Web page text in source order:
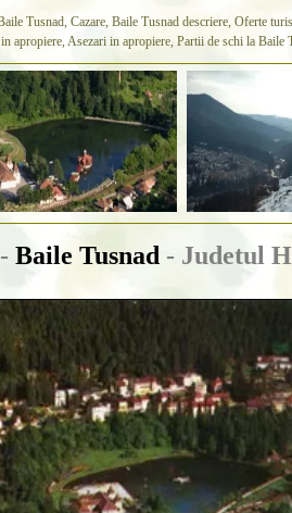
Tusnad, Cazare, Baile Tusnad descriere, Oferte
apropiere, Asezari in apropiere, Partii de schi la Baile
Baile Tusnad - Judetul